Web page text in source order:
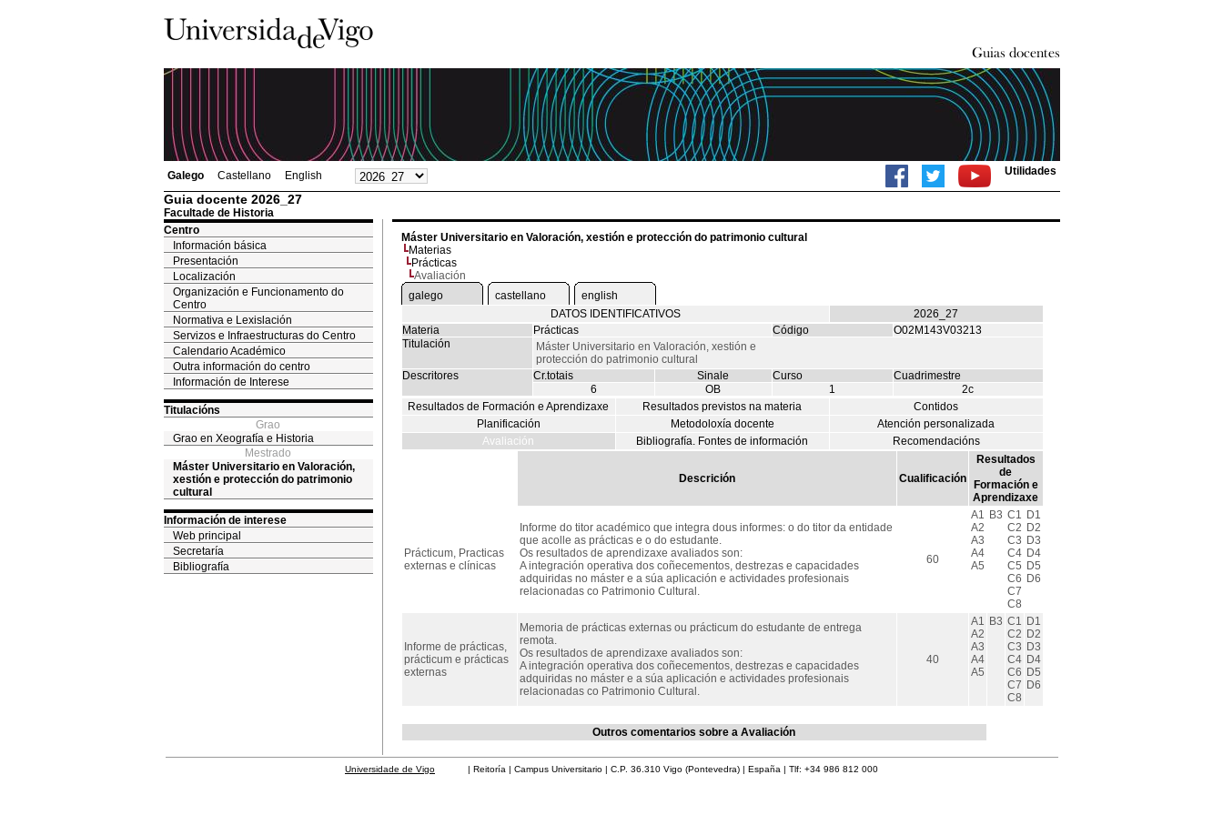
Galego Castellano English Utilidades
Guia docente 2026_27
Facultade de Historia
Centro
Información básica
Presentación
Localización
Organización e Funcionamento do
Centro
Normativa e Lexislación
Servizos e Infraestructuras do Centro
Calendario Académico
Outra información do centro
Información de Interese
Titulacións
Grao
Grao en Xeografía e Historia
Mestrado
Máster Universitario en Valoración,
xestión e protección do patrimonio
cultural
Información de interese
Web principal
Secretaría
Bibliografía
Máster Universitario en Valoración, xestión e protección do patrimonio cultural
Materias
Prácticas
Avaliación
galego
castellano
english
DATOS IDENTIFICATIVOS
2026_27
Materia
Prácticas Código
O02M143V03213
Titulación
Máster Universitario en Valoración, xestión e
protección do patrimonio cultural
Descritores
Cr.totais Sinale Curso
Cuadrimestre
6
OB 1
2c
Resultados de Formación e Aprendizaxe
Resultados previstos na materia
Contidos
Planificación
Metodoloxía docente
Atención personalizada
Avaliación
Bibliografía. Fontes de información Recomendacións
Descrición Cualificación
Resultados
de
Formación e
Aprendizaxe
Prácticum, Practicas
externas e clínicas
Informe do titor académico que integra dous informes: o do titor da entidade
que acolle as prácticas e o do estudante.
Os resultados de aprendizaxe avaliados son:
A integración operativa dos coñecementos, destrezas e capacidades
adquiridas no máster e a súa aplicación e actividades profesionais
relacionadas co Patrimonio Cultural.
60
A1
A2
A3
A4
A5
B3 C1
C2
C3
C4
C5
C6
C7
C8
D1
D2
D3
D4
D5
D6
Informe de prácticas,
prácticum e prácticas
externas
Memoria de prácticas externas ou prácticum do estudante de entrega
remota.
Os resultados de aprendizaxe avaliados son:
A integración operativa dos coñecementos, destrezas e capacidades
adquiridas no máster e a súa aplicación e actividades profesionais
relacionadas co Patrimonio Cultural.
40
A1
A2
A3
A4
A5
B3 C1
C2
C3
C4
C6
C7
C8
D1
D2
D3
D4
D5
D6
Outros comentarios sobre a Avaliación
Universidade de Vigo | Reitoría | Campus Universitario | C.P. 36.310 Vigo (Pontevedra) | España | Tlf: +34 986 812 000